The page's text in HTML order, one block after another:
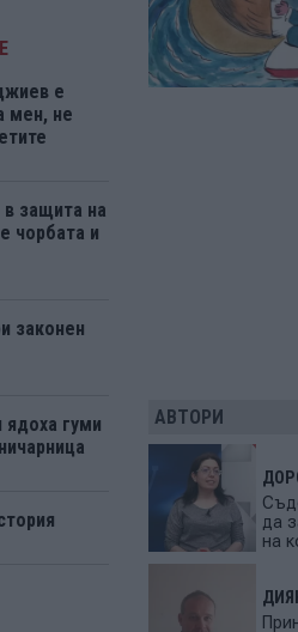
е
мен, не
защита на
чорбата и
законен
гуми
АВТОРИ
да
на